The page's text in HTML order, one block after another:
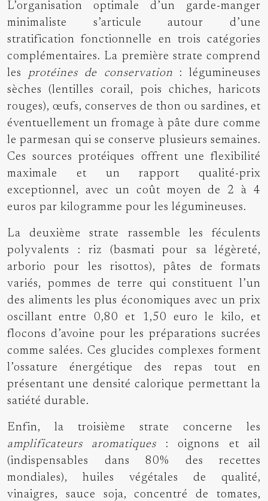
L’organisation optimale d’un garde-manger
minimaliste s’articule autour d’une
stratification fonctionnelle en trois catégories
complémentaires. La première strate comprend
les protéines de conservation : légumineuses
sèches (lentilles corail, pois chiches, haricots
rouges), œufs, conserves de thon ou sardines, et
éventuellement un fromage à pâte dure comme
le parmesan qui se conserve plusieurs semaines.
Ces sources protéiques offrent une flexibilité
maximale et un rapport qualité-prix
exceptionnel, avec un coût moyen de 2 à 4
euros par kilogramme pour les légumineuses.
La deuxième strate rassemble les féculents
polyvalents : riz (basmati pour sa légèreté,
arborio pour les risottos), pâtes de formats
variés, pommes de terre qui constituent l’un
des aliments les plus économiques avec un prix
oscillant entre 0,80 et 1,50 euro le kilo, et
flocons d’avoine pour les préparations sucrées
comme salées. Ces glucides complexes forment
l’ossature énergétique des repas tout en
présentant une densité calorique permettant la
satiété durable.
Enfin, la troisième strate concerne les
amplificateurs aromatiques : oignons et ail
(indispensables dans 80% des recettes
mondiales), huiles végétales de qualité,
vinaigres, sauce soja, concentré de tomates,